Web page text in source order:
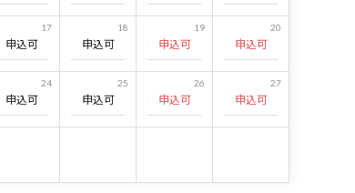
17
申込可
18
申込可
19
申込可
20
申込可
24
申込可
25
申込可
26
申込可
27
申込可